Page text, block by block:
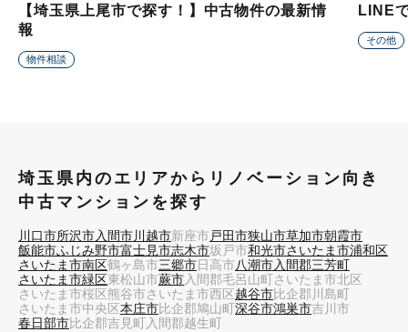
【埼玉県上尾市で探す！】中古物件の最新情
報
物件相談
LINE
その他
埼玉県内のエリアからリノベーション向き
中古マンションを探す
川口市所沢市入間市川越市新座市 戸田市狭山市草加市朝霞市
飯能市ふじみ野市富士見市志木市坂戸市和光市さいたま市浦和区
さいたま市南区鶴ヶ島市三郷市日高市八潮市入間郡三芳町
さいたま市緑区東松山市蕨市入間郡毛呂山町さいたま市北区
さいたま市桜区熊谷市さいたま市西区越谷市比企郡川島町
さいたま市中央区本庄市比企郡鳩山町深谷市鴻巣市吉川市
春日部市比企郡吉見町入間郡越生町